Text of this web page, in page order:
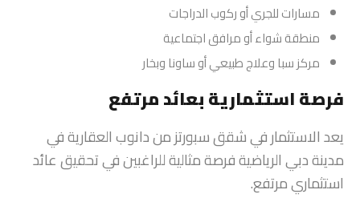
مسارات للجري أو ركوب الدراجات
منطقة شواء أو مرافق اجتماعية
مركز سبا وعلاج طبيعي أو ساونا وبخار
فرصة استثمارية بعائد مرتفع
يعد الاستثمار في شقق سبورتز من دانوب العقارية في
مدينة دبي الرياضية فرصة مثالية للراغبين في تحقيق عائد
استثماري مرتفع.